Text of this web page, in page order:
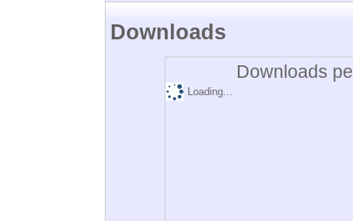
Downloads
Downloads
Loading...